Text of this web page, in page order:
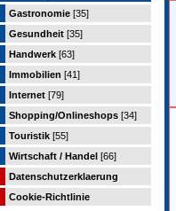
Gastronomie [35]
Gesundheit [35]
Handwerk [63]
Immobilien [41]
Internet [79]
Shopping/Onlineshops [34]
Touristik [55]
Wirtschaft / Handel [66]
Datenschutzerklaerung
Cookie-Richtlinie